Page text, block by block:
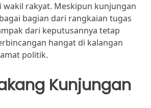
wakil rakyat. Meskipun kunjungan
bagian dari rangkaian tugas
dari keputusannya tetap
hangat di kalangan
politik.
Kunjungan